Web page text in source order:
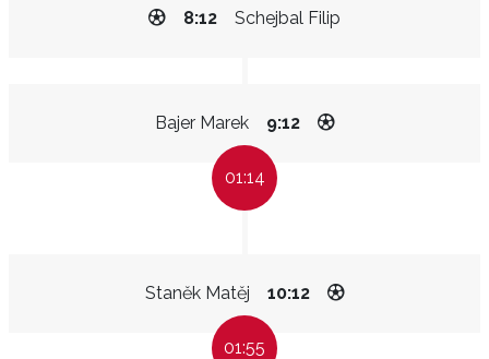
Schejbal Filip
8:12
Bajer Marek 9:12
01:14
Staněk Matěj 10:12
01:55